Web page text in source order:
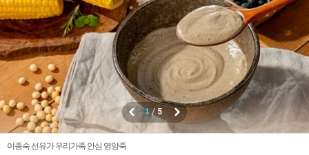
1/ 5
이종숙 선유가 우리가족 안심 영양죽